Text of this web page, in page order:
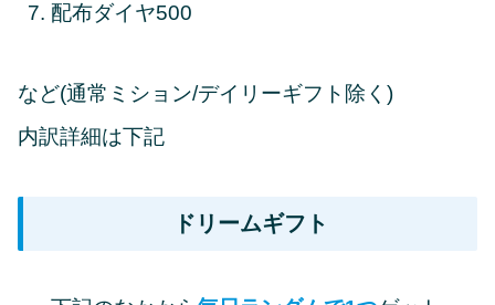
配布ダイヤ500
など(通常ミション/デイリーギフト除く)
内訳詳細は下記
ドリームギフト